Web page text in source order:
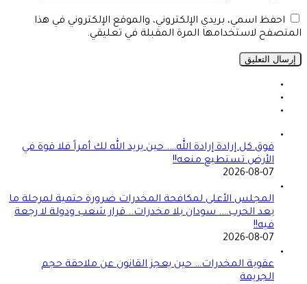
احفظ اسمي، بريدي الإلكتروني، والموقع الإلكتروني في هذا
المتصفح لاستخدامها المرة المقبلة في تعليقي.
فوق كل إرادة إرادة الله…. حين يريد الله لك أمراً فلا قوة في
الأرض تستطيع منعه!!
2026-08-07
المجلس الأعلى لمكافحة المخدرات ضرورة حتمية لمرحلة ما
بعد الحرب…. سودان بلا مخدرات.. قرار شعب ودولة لا رجعة
فيه!!
2026-08-07
عقوبة المخدرات… حين يعجز القانون عن ملاحقة حجم
الجريمة